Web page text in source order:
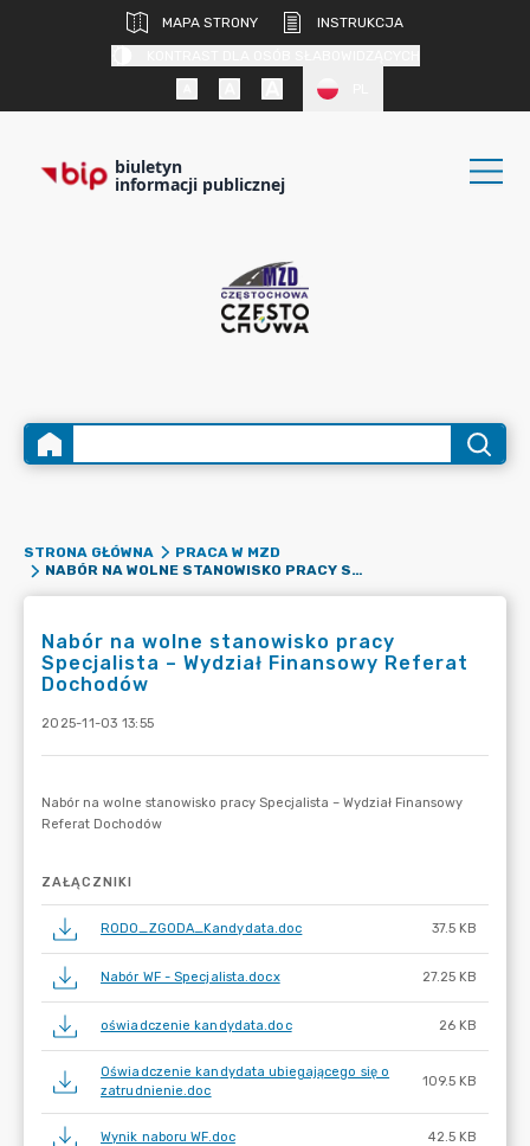
MAPA STRONY
INSTRUKCJA
biuletyn
informacji publicznej
STRONA GŁÓWNA
PRACA W MZD
NABÓR NA WOLNE STANOWISKO PRACY SPECJALISTA – WYDZIAŁ FINANSOWY REFERAT DOCHODÓW
Nabór na wolne stanowisko pracy
Specjalista – Wydział Finansowy Referat
Dochodów
2025-11-03 13:55
ZAŁĄCZNIKI
RODO_ZGODA_Kandydata.doc 37.5 KB
Nabór WF - Specjalista.docx 27.25 KB
oświadczenie kandydata.doc 26 KB
Oświadczenie kandydata ubiegającego się o
zatrudnienie.doc
109.5 KB
Wynik naboru WF.doc 42.5 KB